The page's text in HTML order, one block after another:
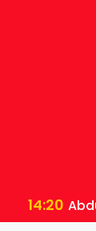
14:20